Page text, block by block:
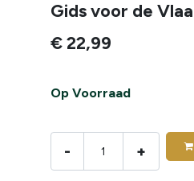
Gids voor de
€22,99
Op Voorraad
- +